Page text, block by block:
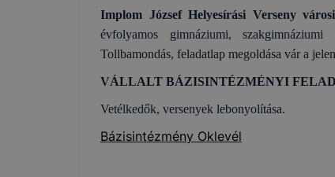
Implom József Helyesírási Verseny
évfolyamos gimnáziumi,
Tollbamondás, feladatlap megoldása vár a
VÁLLALT BÁZISINTÉZMÉNYI
Vetélkedők, versenyek lebonyolítása.
Bázisintézmény Oklevél